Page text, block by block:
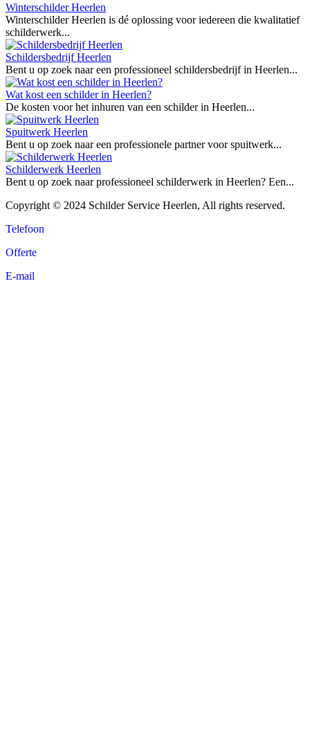
Winterschilder Heerlen
Winterschilder Heerlen is dé oplossing voor iedereen die kwalitatief
schilderwerk...
Schildersbedrijf Heerlen
Bent u op zoek naar een professioneel schildersbedrijf in Heerlen...
Wat kost een schilder in Heerlen?
De kosten voor het inhuren van een schilder in Heerlen...
Spuitwerk Heerlen
Bent u op zoek naar een professionele partner voor spuitwerk...
Schilderwerk Heerlen
Bent u op zoek naar professioneel schilderwerk in Heerlen? Een...
Copyright © 2024 Schilder Service Heerlen, All rights reserved.
Telefoon
Offerte
E-mail